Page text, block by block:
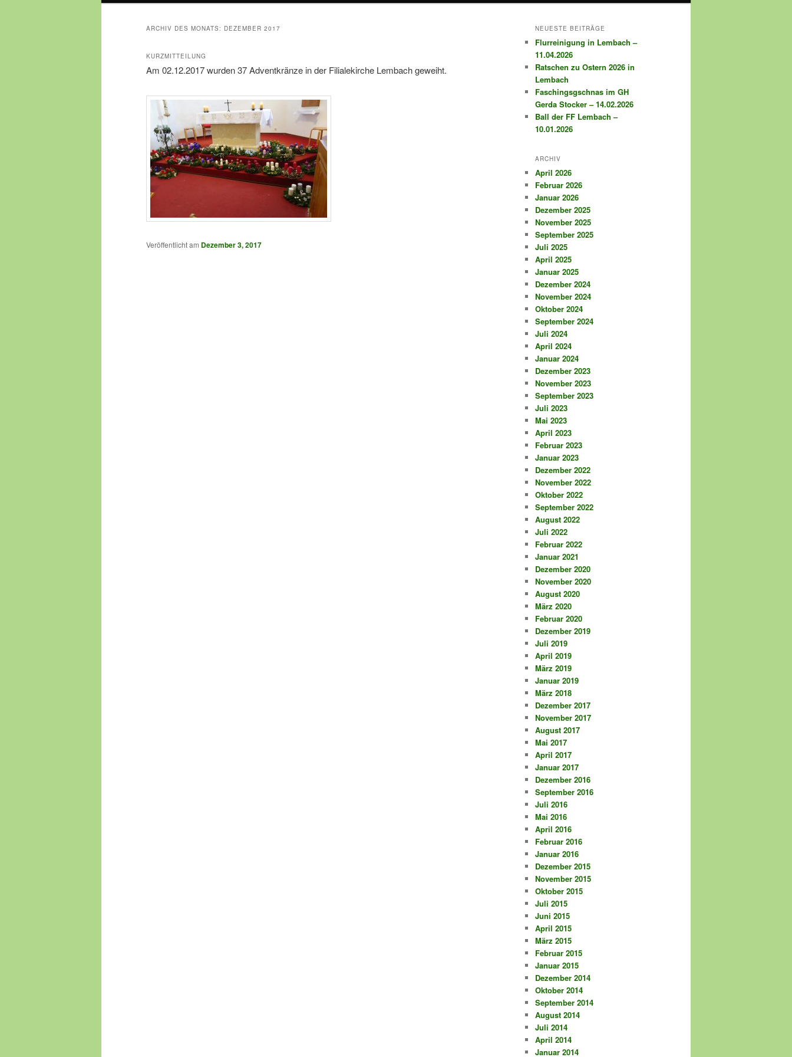
ARCHIV DES MONATS: DEZEMBER 2017
KURZMITTEILUNG
Am 02.12.2017 wurden 37 Adventkränze in der Filialekirche Lembach geweiht.
Veröffentlicht am Dezember 3, 2017
NEUESTE BEITRÄGE
Flurreinigung in Lembach –
11.04.2026
Ratschen zu Ostern 2026 in
Lembach
Faschingsgschnas im GH
Gerda Stocker – 14.02.2026
Ball der FF Lembach –
10.01.2026
ARCHIV
April 2026
Februar 2026
Januar 2026
Dezember 2025
November 2025
September 2025
Juli 2025
April 2025
Januar 2025
Dezember 2024
November 2024
Oktober 2024
September 2024
Juli 2024
April 2024
Januar 2024
Dezember 2023
November 2023
September 2023
Juli 2023
Mai 2023
April 2023
Februar 2023
Januar 2023
Dezember 2022
November 2022
Oktober 2022
September 2022
August 2022
Juli 2022
Februar 2022
Januar 2021
Dezember 2020
November 2020
August 2020
März 2020
Februar 2020
Dezember 2019
Juli 2019
April 2019
März 2019
Januar 2019
März 2018
Dezember 2017
November 2017
August 2017
Mai 2017
April 2017
Januar 2017
Dezember 2016
September 2016
Juli 2016
Mai 2016
April 2016
Februar 2016
Januar 2016
Dezember 2015
November 2015
Oktober 2015
Juli 2015
Juni 2015
April 2015
März 2015
Februar 2015
Januar 2015
Dezember 2014
Oktober 2014
September 2014
August 2014
Juli 2014
April 2014
Januar 2014